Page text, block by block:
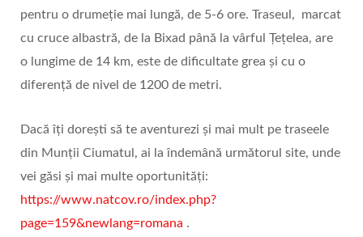
pentru o drumeție mai lungă, de 5-6 ore. Traseul, marcat
cu cruce albastră, de la Bixad până la vârful Țețelea, are
o lungime de 14 km, este de dificultate grea și cu o
diferență de nivel de 1200 de metri.
Dacă îți dorești să te aventurezi și mai mult pe traseele
din Munții Ciumatul, ai la îndemână următorul site, unde
vei găsi și mai multe oportunități:
https://www.natcov.ro/index.php?
page=159&newlang=romana .